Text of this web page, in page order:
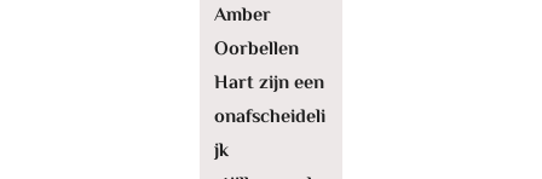
Amber
Oorbellen
Hart zijn een
onafscheideli
jk